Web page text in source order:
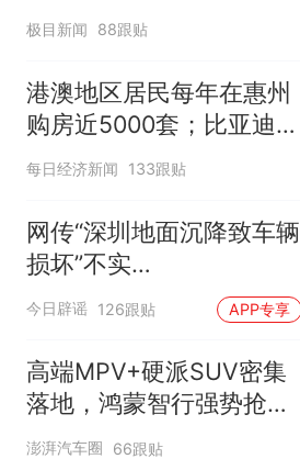
500杯，店员：今天奶茶
时
极目新闻 88跟贴
港澳地区居民每年在惠州
购房近5000套；比亚迪销
量跻身全球车企第六丨大
每日经济新闻 133跟贴
网传“深圳地面沉降致车辆
损坏”不实
（2026·08·06）
今日辟谣 126跟贴 APP专享
高端MPV+硬派SUV密集
落地，鸿蒙智行强势抢占
自主高端市场制高点
澎湃汽车圈 66跟贴